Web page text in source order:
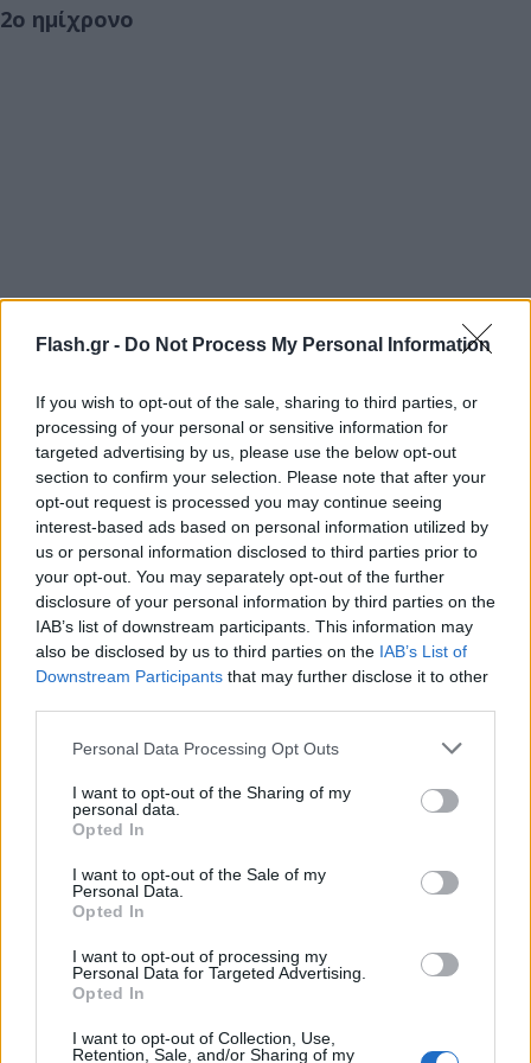
Flash.gr - Do Not Process My Personal Information
If you wish to opt-out of the sale, sharing to third parties, or
processing of your personal or sensitive information for
targeted advertising by us, please use the below opt-out
section to confirm your selection. Please note that after your
opt-out request is processed you may continue seeing
interest-based ads based on personal information utilized by
us or personal information disclosed to third parties prior to
your opt-out. You may separately opt-out of the further
disclosure of your personal information by third parties on the
IAB’s list of downstream participants. This information may
also be disclosed by us to third parties on the IAB’s List of
Downstream Participants that may further disclose it to other
Please note that this website/app uses one or more Google
not limited to your visit or usage behaviour. You may click to
grant or deny consent to Google and its third-party tags to
use your data for below specified purposes in below Google
consent section.
Personal Data Processing Opt Outs
I want to opt-out of the Sharing of my
personal data.
Opted In
I want to opt-out of the Sale of my
Personal Data.
Opted In
I want to opt-out of processing my
Personal Data for Targeted Advertising.
Opted In
I want to opt-out of Collection, Use,
Retention, Sale, and/or Sharing of my
2ο ημίχρονο
Η Ελλάδα ήταν αποφασισμένη να πάρει κάτι από το
ματς και μέσα σε πέντε λεπτά πέτυχε μία επική
ανατροπή. Στο 56' ο Γιώργος Μασούρας έκλεψε την
Μπουχαλάκη ανακόπηκαν, όμως ήρθε από πίσω ο
Τάσος Μπακασέτας και με μία «σουτάρα»
ισοφάρισε σε 1-1.